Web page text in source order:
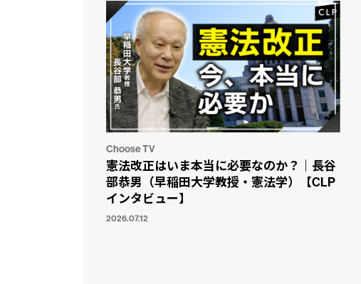
Choose TV
憲法改正はいま本当に必要なのか？｜長谷
部恭男（早稲田大学教授・憲法学）【CLP
インタビュー】
2026.07.12